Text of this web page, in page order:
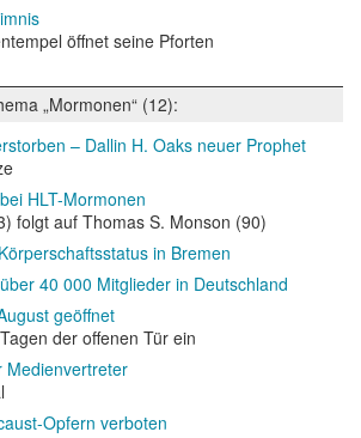
öffnet seine Pforten
„Mormonen“ (12):
– Dallin H. Oaks neuer Prophet
HLT-Mormonen
folgt auf Thomas S. Monson (90)
in Bremen
40 000 Mitglieder in Deutschland
geöffnet
der offenen Tür ein
Medienvertreter
Opfern verboten